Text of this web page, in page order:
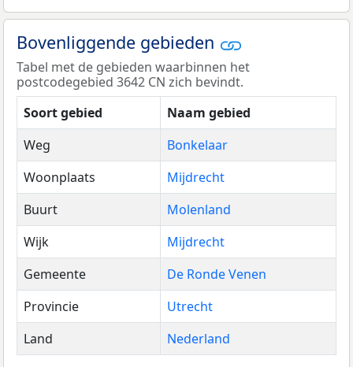
Bovenliggende gebieden
Tabel met de gebieden waarbinnen het
postcodegebied 3642 CN zich bevindt.
Soort gebied
Naam gebied
Weg
Bonkelaar
Woonplaats
Mijdrecht
Buurt
Molenland
Wijk
Mijdrecht
Gemeente
De Ronde Venen
Provincie
Utrecht
Land
Nederland